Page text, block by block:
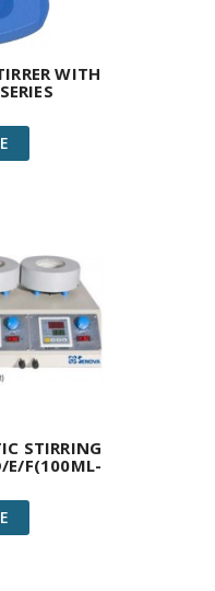
WITH
STIRRING
E/F(100ML-